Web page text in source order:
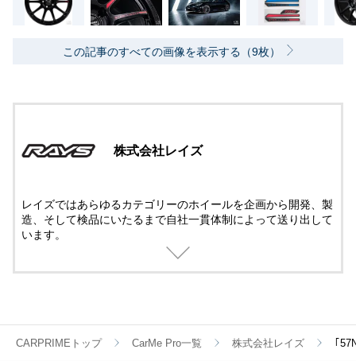
この記事のすべての画像を表示する（9枚）
株式会社レイズ
レイズではあらゆるカテゴリーのホイールを企画から開発、製
造、そして検品にいたるまで自社一貫体制によって送り出して
います。
CARPRIMEトップ CarMe Pro一覧 株式会社レイズ ｢